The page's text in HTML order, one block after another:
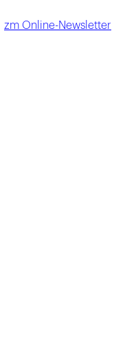
zm Online-Newsletter